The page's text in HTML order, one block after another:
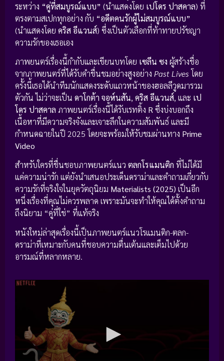
ระหว่าง “คู่ที่สมบูรณ์แบบ” (นำแสดงโดย เปโดร ปาสคาล) ที่
ตรงตามสเปกทุกอย่าง กับ “อดีตคนรักผู้ไม่สมบูรณ์แบบ”
(นำแสดงโดย คริส อีแวนส์) ซึ่งเป็นตัวเลือกที่ท้าทายปรัชญา
ความรักของเธอเอง
ภาพยนตร์เรื่องนี้กำกับและเขียนบทโดย เซลีน ซง ผู้สร้างชื่อ
จากภาพยนตร์ที่ได้รับคำชื่นชมอย่างสูงอย่าง Past Lives โดย
ครั้งนี้เธอได้นำทีมนักแสดงระดับแถวหน้าของฮอลลีวูดมารวม
ตัวกัน ไม่ว่าจะเป็น ดาโกต้า จอห์นสัน, คริส อีแวนส์, และ เป
โดร ปาสคาล ภาพยนตร์เรื่องนี้ได้รับเรทติ้ง R ซึ่งบ่งบอกถึง
เนื้อหาที่มีความจริงจังและเจาะลึกในความสัมพันธ์ และมี
กำหนดฉายในปี 2025 โดยจะพร้อมให้รับชมผ่านทาง Prime
Video
สำหรับใครที่ชื่นชอบภาพยนตร์แนว ตลกโรแมนติก ที่ไม่ได้มี
แค่ความน่ารัก แต่ยังนำเสนอประเด็นดราม่าและคำถามเกี่ยวกับ
ความรักที่จริงใจในยุควัตถุนิยม Materialists (2025) เป็นอีก
หนึ่งเรื่องที่คุณไม่ควรพลาด เพราะมันจะทำให้คุณได้ตั้งคำถาม
ถึงนิยาม “คู่ที่ใช่” ที่แท้จริง
หนังใหม่ล่าสุดเรื่องนี้เป็นภาพยนตร์แนวโรแมนติก-ตลก-
ดราม่าที่เหมาะกับคนที่ชอบความตื่นเต้นและเต็มไปด้วย
อารมณ์ที่หลากหลาย.